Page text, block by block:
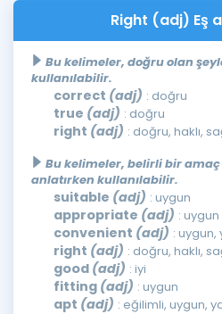
Right (adj) Eş
Bu kelimeler, doğru olan
kullanılabilir.
correct (adj) : doğru
true (adj) : doğru
right (adj) : doğru, haklı,
Bu kelimeler, belirli bir
anlatırken kullanılabilir.
suitable (adj) : uygun
appropriate (adj) : uygun
convenient (adj) : uygun,
right (adj) : doğru, haklı,
good (adj) : iyi
fitting (adj) : uygun
apt (adj) : eğilimli, uygun,